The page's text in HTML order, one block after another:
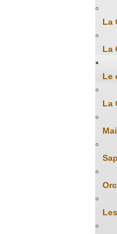
La
La
Le
La